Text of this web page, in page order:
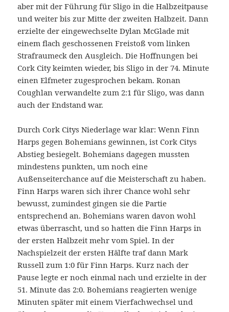
aber mit der Führung für Sligo in die Halbzeitpause
und weiter bis zur Mitte der zweiten Halbzeit. Dann
erzielte der eingewechselte Dylan McGlade mit
einem flach geschossenen Freistoß vom linken
Strafraumeck den Ausgleich. Die Hoffnungen bei
Cork City keimten wieder, bis Sligo in der 74. Minute
einen Elfmeter zugesprochen bekam. Ronan
Coughlan verwandelte zum 2:1 für Sligo, was dann
auch der Endstand war.
Durch Cork Citys Niederlage war klar: Wenn Finn
Harps gegen Bohemians gewinnen, ist Cork Citys
Abstieg besiegelt. Bohemians dagegen mussten
mindestens punkten, um noch eine
Außenseiterchance auf die Meisterschaft zu haben.
Finn Harps waren sich ihrer Chance wohl sehr
bewusst, zumindest gingen sie die Partie
entsprechend an. Bohemians waren davon wohl
etwas überrascht, und so hatten die Finn Harps in
der ersten Halbzeit mehr vom Spiel. In der
Nachspielzeit der ersten Hälfte traf dann Mark
Russell zum 1:0 für Finn Harps. Kurz nach der
Pause legte er noch einmal nach und erzielte in der
51. Minute das 2:0. Bohemians reagierten wenige
Minuten später mit einem Vierfachwechsel und